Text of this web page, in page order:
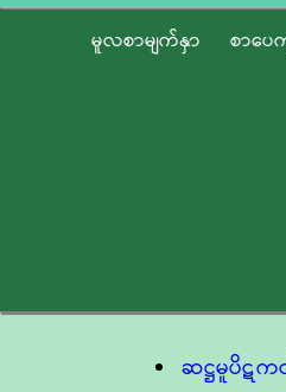
မူလစာမျက်နှာ စာပေက
ဆဋ္ဌမူပိဋက